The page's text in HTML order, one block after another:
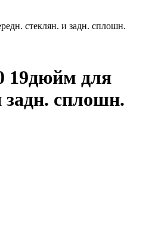
стеклян. и задн. сплошн.
19дюйм для
задн. сплошн.